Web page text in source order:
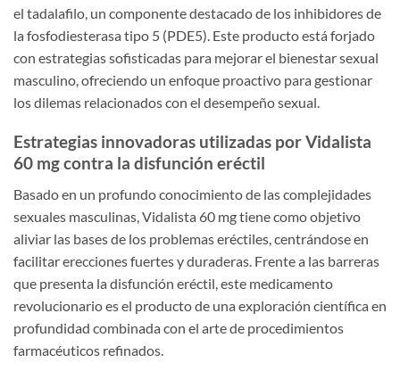
el tadalafilo, un componente destacado de los inhibidores de
la fosfodiesterasa tipo 5 (PDE5). Este producto está forjado
con estrategias sofisticadas para mejorar el bienestar sexual
masculino, ofreciendo un enfoque proactivo para gestionar
los dilemas relacionados con el desempeño sexual.
Estrategias innovadoras utilizadas por Vidalista
60 mg contra la disfunción eréctil
Basado en un profundo conocimiento de las complejidades
sexuales masculinas, Vidalista 60 mg tiene como objetivo
aliviar las bases de los problemas eréctiles, centrándose en
facilitar erecciones fuertes y duraderas. Frente a las barreras
que presenta la disfunción eréctil, este medicamento
revolucionario es el producto de una exploración científica en
profundidad combinada con el arte de procedimientos
farmacéuticos refinados.